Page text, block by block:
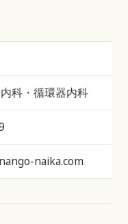
科・循環器内科
naika.com